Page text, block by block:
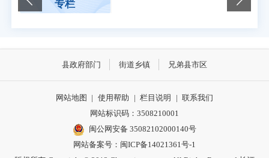
专栏
县政府部门 街道乡镇 兄弟县市区
网站地图 | 使用帮助 | 栏目说明 | 联系我们
网站标识码：3508210001
闽公网安备 35082102000140号
网站备案号： 闽ICP备14021361号-1